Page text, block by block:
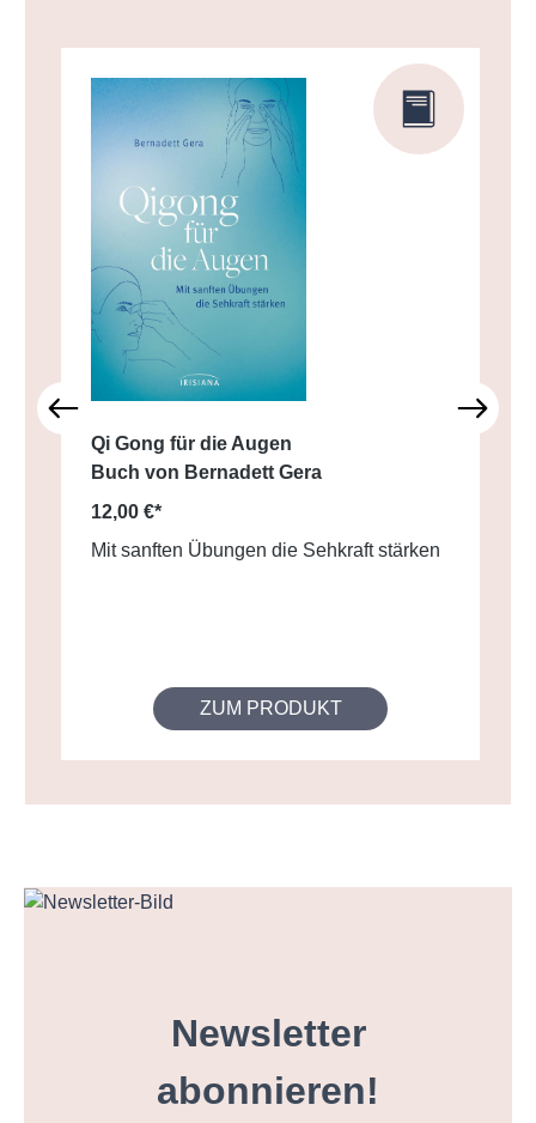
Qi Gong für die Augen
Buch von Bernadett Gera
12,00 €*
Mit sanften Übungen die Sehkraft stärken
ZUM PRODUKT
Newsletter
abonnieren!